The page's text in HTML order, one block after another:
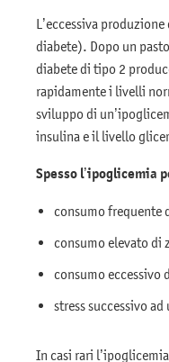
L’eccessiva
diabete). Dopo un
diabete di tipo 2
rapidamente i livelli
sviluppo di
insulina e il livello
Spesso
consumo frequente
consumo elevato di
consumo eccessivo
stress successivo
In casi rari